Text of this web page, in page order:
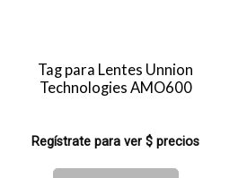
Tag para Lentes Unnion
Technologies AMO600
Regístrate para ver $ precios